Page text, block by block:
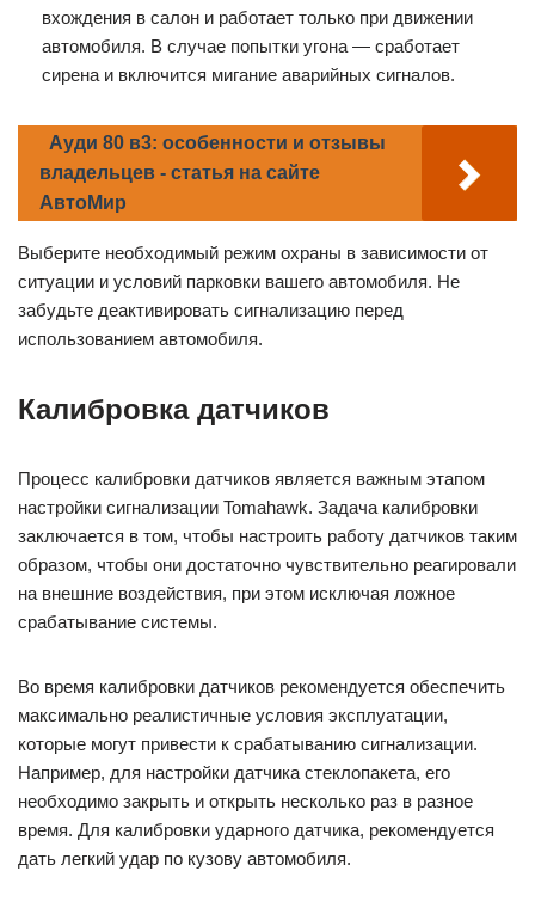
вхождения в салон и работает только при движении
автомобиля. В случае попытки угона — сработает
сирена и включится мигание аварийных сигналов.
Ауди 80 в3: особенности и отзывы
владельцев - статья на сайте
АвтоМир
Выберите необходимый режим охраны в зависимости от
ситуации и условий парковки вашего автомобиля. Не
забудьте деактивировать сигнализацию перед
использованием автомобиля.
Калибровка датчиков
Процесс калибровки датчиков является важным этапом
настройки сигнализации Tomahawk. Задача калибровки
заключается в том, чтобы настроить работу датчиков таким
образом, чтобы они достаточно чувствительно реагировали
на внешние воздействия, при этом исключая ложное
срабатывание системы.
Во время калибровки датчиков рекомендуется обеспечить
максимально реалистичные условия эксплуатации,
которые могут привести к срабатыванию сигнализации.
Например, для настройки датчика стеклопакета, его
необходимо закрыть и открыть несколько раз в разное
время. Для калибровки ударного датчика, рекомендуется
дать легкий удар по кузову автомобиля.